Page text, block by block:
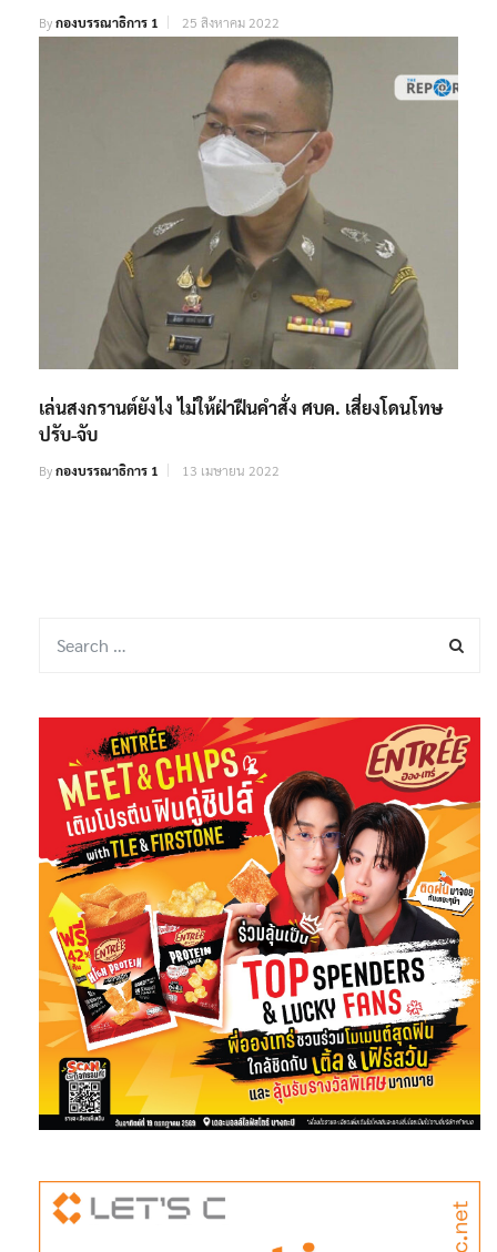
Byกองบรรณาธิการ 1 25 สิงหาคม 2022
เล่นสงกรานต์ยังไง ไม่ให้ฝ่าฝืนคำสั่ง ศบค. เสี่ยงโดนโทษ
ปรับ-จับ
Byกองบรรณาธิการ 1 13 เมษายน 2022